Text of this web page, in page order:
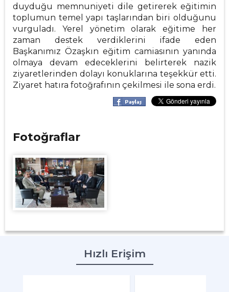
duyduğu memnuniyeti dile getirerek eğitimin
toplumun temel yapı taşlarından biri olduğunu
vurguladı. Yerel yönetim olarak eğitime her
zaman destek verdiklerini ifade eden
Başkanımız Özaşkın eğitim camiasının yanında
olmaya devam edeceklerini belirterek nazik
ziyaretlerinden dolayı konuklarına teşekkür etti.
Ziyaret hatıra fotoğrafının çekilmesi ile sona erdi.
Fotoğraflar
Hızlı Erişim